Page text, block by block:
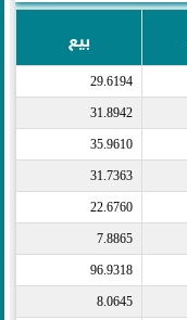
بيع
29.6194
31.8942
35.9610
31.7363
22.6760
7.8865
96.9318
8.0645